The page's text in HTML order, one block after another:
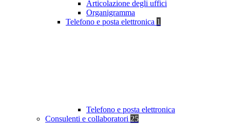
Articolazione degli uffici
Organigramma
Telefono e posta elettronica 1
Telefono e posta elettronica
Consulenti e collaboratori 25